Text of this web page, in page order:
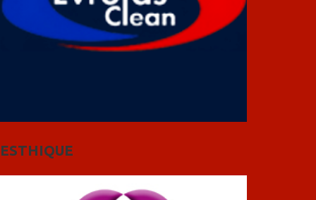
ESTHIQUE